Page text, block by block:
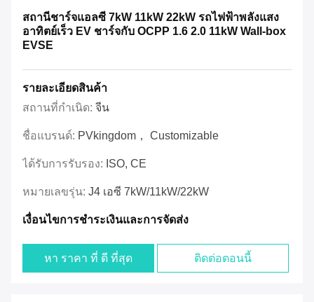
สถานีชาร์จแอลซี 7kW 11kW 22kW รถไฟฟ้าพลังแสง
อาทิตย์เร็ว EV ชาร์จกับ OCPP 1.6 2.0 11kW Wall-box
EVSE
รายละเอียดสินค้า
สถานที่กำเนิด: จีน
ชื่อแบรนด์: PVkingdom， Customizable
ได้รับการรับรอง: ISO, CE
หมายเลขรุ่น: J4 เอซี 7kW/11kW/22kW
เงื่อนไขการชําระเงินและการจัดส่ง
หา ราคา ที่ ดี ที่สุด ติดต่อตอนนี้